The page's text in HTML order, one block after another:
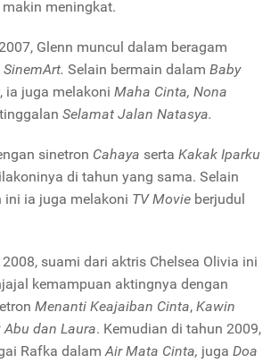
meningkat.
Glenn muncul dalam beragam
SinemArt. Selain bermain dalam Baby
ia juga melakoni Maha Cinta, Nona
Selamat Jalan Natasya.
sinetron Cahaya serta Kakak Iparku
di tahun yang sama. Selain
ini ia juga melakoni TV Movie berjudul
suami dari aktris Chelsea Olivia ini
kemampuan aktingnya dengan
Menanti Keajaiban Cinta, Kawin
Abu dan Laura. Kemudian di tahun 2009,
Rafka dalamAir Mata Cinta, juga Doa